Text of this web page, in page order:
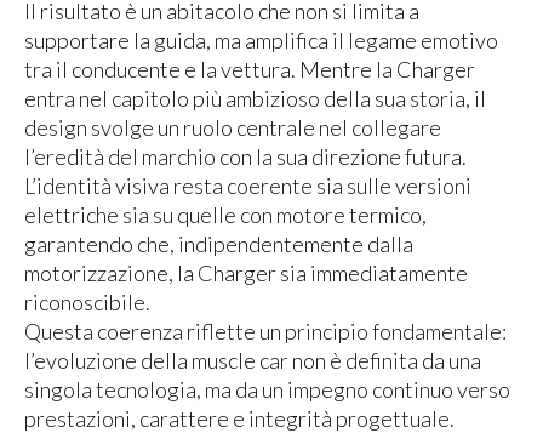
Il risultato è un abitacolo che non si limita a
supportare la guida, ma amplifica il legame emotivo
tra il conducente e la vettura. Mentre la Charger
entra nel capitolo più ambizioso della sua storia, il
design svolge un ruolo centrale nel collegare
l’eredità del marchio con la sua direzione futura.
L’identità visiva resta coerente sia sulle versioni
elettriche sia su quelle con motore termico,
garantendo che, indipendentemente dalla
motorizzazione, la Charger sia immediatamente
riconoscibile.
Questa coerenza riflette un principio fondamentale:
l’evoluzione della muscle car non è definita da una
singola tecnologia, ma da un impegno continuo verso
prestazioni, carattere e integrità progettuale.